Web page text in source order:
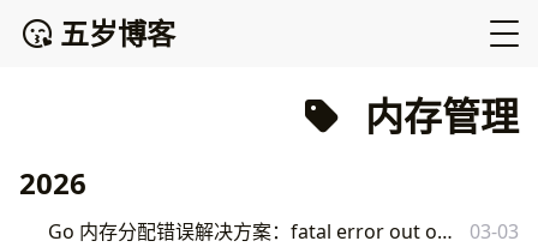
五岁博客
内存管理
2026
Go 内存分配错误解决方案：fatal error out of memory 完整排查指南 03-03